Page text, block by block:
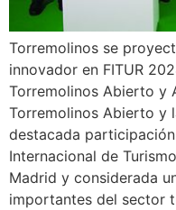
Torremolinos se
innovador en FITUR
Torremolinos Abierto y
Torremolinos Abierto y
destacada participación
Internacional de
Madrid y considerada
importantes del sector